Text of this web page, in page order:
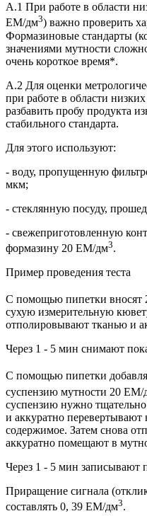
А.1 При работе в области
EM/дм3) важно проверить
Формазиновые стандарты
значениями мутности
очень короткое время*.
А.2 Для оценки
при работе в области
разбавить пробу продукта
стабильного стандарта.
Для этого используют:
- воду, пропущенную
мкм;
- стеклянную посуду,
- свежеприготовленную
формазину 20 EM/дм3.
Пример проведения теста
С помощью пипетки вносят
сухую измерительную
отполировывают тканью и
Через 1 - 5 мин снимают
С помощью пипетки
суспензию мутности 20 EM/
суспензию нужно
и аккуратно перевертывают
содержимое. Затем снова
аккуратно помещают в
Через 1 - 5 мин записывают
Приращение сигнала
составлять 0, 39 EM/дм3.